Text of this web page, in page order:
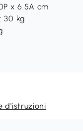
x 6.5A cm
30 kg
d'istruzioni